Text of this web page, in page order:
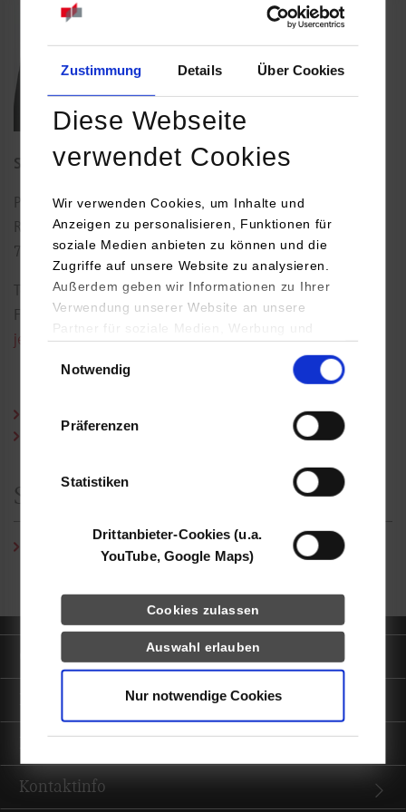
Zustimmung Details Über Cookies
Diese Webseite
verwendet Cookies
Wir verwenden Cookies, um Inhalte und
Anzeigen zu personalisieren, Funktionen für
soziale Medien anbieten zu können und die
Zugriffe auf unsere Website zu analysieren.
Außerdem geben wir Informationen zu Ihrer
Verwendung unserer Website an unsere
Partner für soziale Medien, Werbung und
YouTube, Google Maps) führen diese
Daten zusammen, die Sie ihnen bereitgestellt
haben oder die sie im Rahmen Ihrer Nutzung
Notwendig
Präferenzen
Statistiken
Drittanbieter-Cookies (u.a.
YouTube, Google Maps)
Cookies zulassen
Auswahl erlauben
Nur notwendige Cookies
Studiengangsleiterin Wirtschaftsinformatik
Paulinenstraße 50
Raum: 211
70178 Stuttgart
0711/1849-4562
Fax: 0711/1849-4520
jennifer.schneider@dhbw-stuttgart.de
Studiengangssekretariat
/ E-Mail:
Quicklinks
Informationen für
Kontaktinfo